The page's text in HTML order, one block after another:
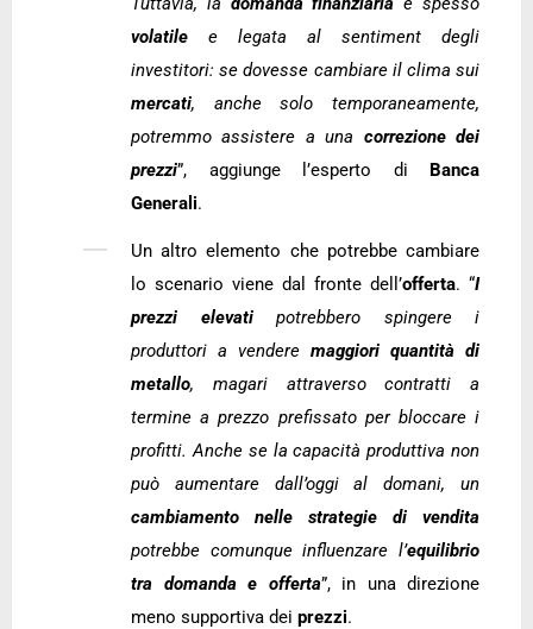
volatile e legata al sentiment degli
investitori: se dovesse cambiare il clima sui
mercati, anche solo temporaneamente,
potremmo assistere a una correzione dei
prezzi”, aggiunge l’esperto di Banca
Generali.
Un altro elemento che potrebbe cambiare
lo scenario viene dal fronte dell’offerta. “I
prezzi elevati potrebbero spingere i
produttori a vendere maggiori quantità di
metallo, magari attraverso contratti a
termine a prezzo prefissato per bloccare i
profitti. Anche se la capacità produttiva non
può aumentare dall’oggi al domani, un
cambiamento nelle strategie di vendita
potrebbe comunque influenzare l’equilibrio
tra domanda e offerta”, in una direzione
meno supportiva dei prezzi.